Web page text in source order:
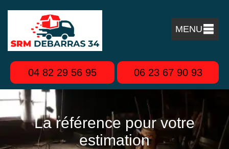
MENU
04 82 29 56 95 06 23 67 90 93
La référence pour votre
estimation